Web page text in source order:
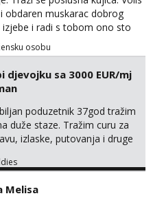
obdaren muskarac dobrog
izjebe i radi s tobom ono sto
si van okvira,kinky i
25 godina max okvirno 40.
femy ko fol ljepotice me ne
pederima i slicnima. Stop
gluposti. Javi se sa slikom i
naal_naal@yahoo...
osobu
djevojku sa 3000 EUR/mj
poduzetnik 37god tražim
duže staze. Tražim curu za
izlaske, putovanja i druge
zgodna i atraktivna
Melisa